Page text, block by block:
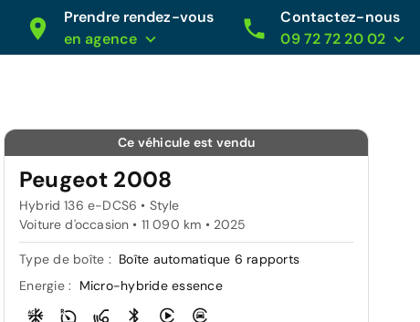
Prendre rendez-vous
en agence
Contactez-nous
09 72 72 20 02
Ce véhicule est vendu
Peugeot 2008
Hybrid 136 e-DCS6 • Style
Voiture d'occasion • 11 090 km • 2025
Type de boîte : Boîte automatique 6 rapports
Energie :
Micro-hybride essence